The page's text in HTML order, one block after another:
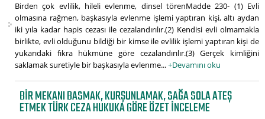
Birden çok evlilik, hileli evlenme, dinsel törenMadde 230- (1) Evli
olmasına rağmen, başkasıyla evlenme işlemi yaptıran kişi, altı aydan
iki yıla kadar hapis cezası ile cezalandırılır.(2) Kendisi evli olmamakla
birlikte, evli olduğunu bildiği bir kimse ile evlilik işlemi yaptıran kişi de
yukarıdaki fıkra hükmüne göre cezalandırılır.(3) Gerçek kimliğini
saklamak suretiyle bir başkasıyla evlenme...+Devamını oku
BIR MEKANI BASMAK, KURŞUNLAMAK, SAĞA SOLA ATEŞ
ETMEK TÜRK CEZA HUKUKA GÖRE ÖZET INCELEME